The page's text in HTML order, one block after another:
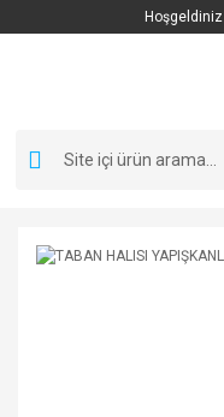
Hoşgeldiniz